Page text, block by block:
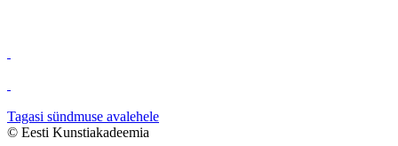
Tagasi sündmuse avalehele
© Eesti Kunstiakadeemia